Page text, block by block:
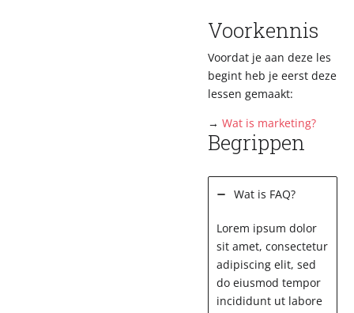
Voorkennis
Voordat je aan deze les
begint heb je eerst deze
lessen gemaakt:
→ Wat is marketing?
Begrippen
Wat is FAQ?
Lorem ipsum dolor
sit amet, consectetur
adipiscing elit, sed
do eiusmod tempor
incididunt ut labore